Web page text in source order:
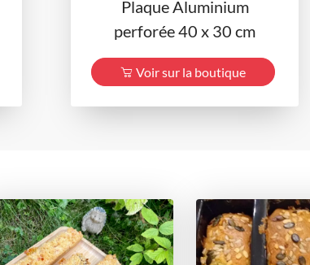
Plaque Aluminium
perforée 40 x 30 cm
Voir sur la boutique